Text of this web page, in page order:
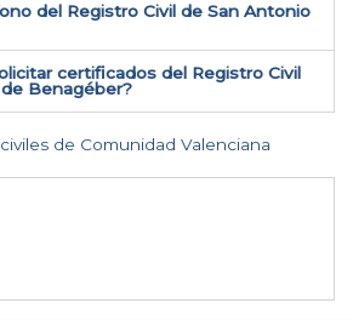
del Registro Civil de San Antonio
certificados del Registro Civil
Benagéber​?
de Comunidad Valenciana